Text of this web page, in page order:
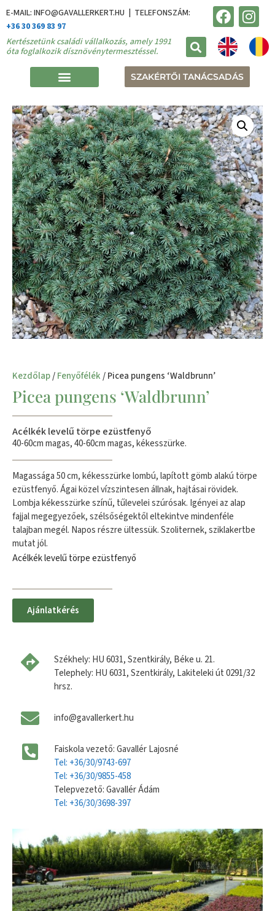
E-MAIL: INFO@GAVALLERKERT.HU | TELEFONSZÁM:
+36 30 369 83 97
Kertészetünk családi vállalkozás, amely 1991
óta foglalkozik dísznövénytermesztéssel.
SZAKÉRTŐI TANÁCSADÁS
Kezdőlap/Fenyőfélék/ Picea pungens ‘Waldbrunn’
Picea pungens ‘Waldbrunn’
Acélkék levelű törpe ezüstfenyő
40-60cm magas, 40-60cm magas, kékesszürke.
Magassága 50 cm, kékesszürke lombú, lapított gömb alakú törpe
ezüstfenyő. Ágai közel vízszintesen állnak, hajtásai rövidek.
Lombja kékesszürke színű, tűlevelei szúrósak. Igényei az alap
fajjal megegyezőek, szélsőségektől eltekintve mindenféle
talajban megél. Napos részre ültessük. Szoliternek, sziklakertbe
mutat jól.
Acélkék levelű törpe ezüstfenyő
Ajánlatkérés
Székhely: HU 6031, Szentkirály, Béke u. 21.
Telephely: HU 6031, Szentkirály, Lakiteleki út 0291/32
hrsz.
info@gavallerkert.hu
Faiskola vezető: Gavallér Lajosné
Tel: +36/30/9743-697
Tel: +36/30/9855-458
Telepvezető: Gavallér Ádám
Tel: +36/30/3698-397